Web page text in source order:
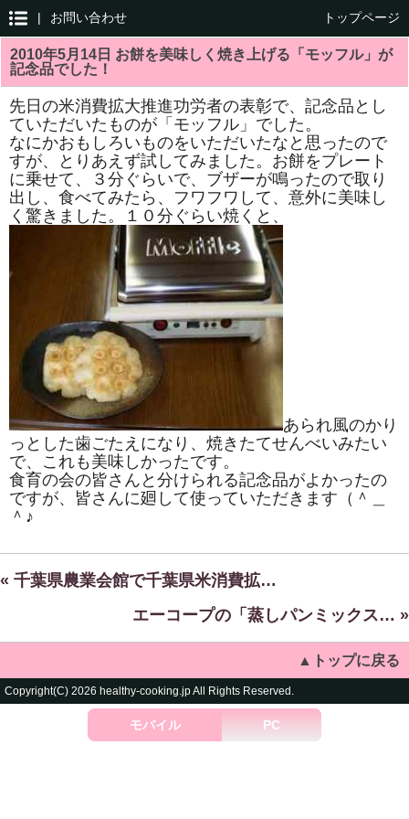
| お問い合わせ トップページ
2010年5月14日 お餅を美味しく焼き上げる「モッフル」が
記念品でした！
先日の米消費拡大推進功労者の表彰で、記念品とし
ていただいたものが「モッフル」でした。
なにかおもしろいものをいただいたなと思ったので
すが、とりあえず試してみました。お餅をプレート
に乗せて、３分ぐらいで、ブザーが鳴ったので取り
出し、食べてみたら、フワフワして、意外に美味し
く驚きました。１０分ぐらい焼くと、
あられ風のかり
っとした歯ごたえになり、焼きたてせんべいみたい
で、これも美味しかったです。
食育の会の皆さんと分けられる記念品がよかったの
ですが、皆さんに廻して使っていただきます（＾＿
＾♪
« 千葉県農業会館で千葉県米消費拡…
エーコープの「蒸しパンミックス… »
▲トップに戻る
Copyright(C) 2026 healthy-cooking.jp All Rights Reserved.
モバイル PC